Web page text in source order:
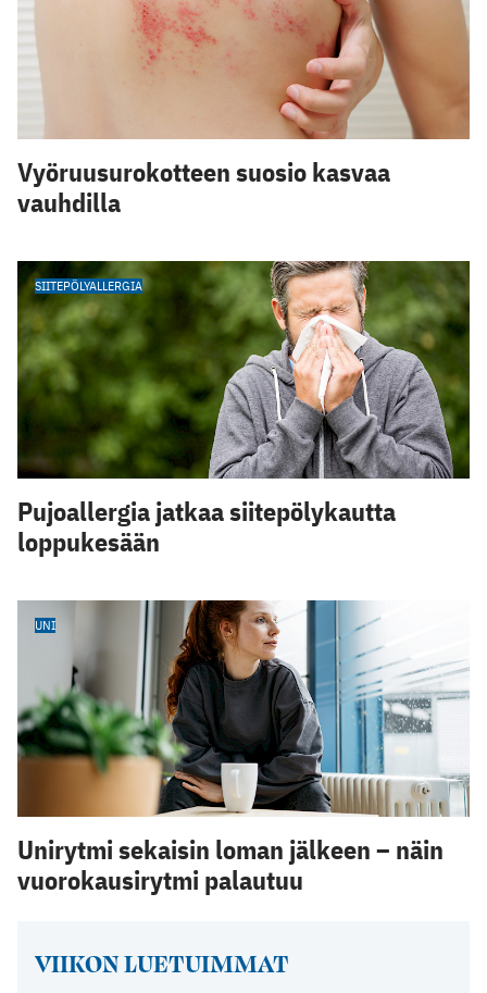
VIIKON LUETUIMMAT
Vyöruusurokotteen suosio kasvaa
vauhdilla
SIITEPÖLYALLERGIA
Pujoallergia jatkaa siitepölykautta
loppukesään
UNI
Unirytmi sekaisin loman jälkeen – näin
vuorokausirytmi palautuu